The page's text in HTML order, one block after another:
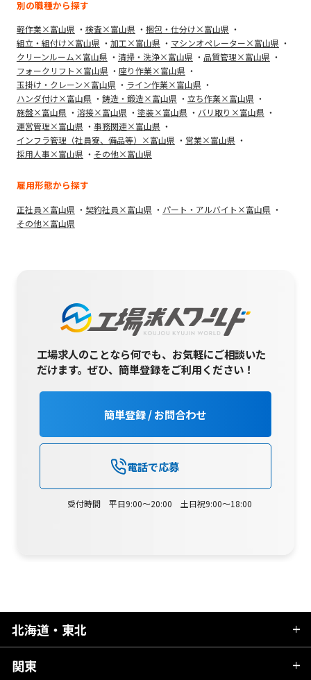
別の職種から探す
軽作業×富山県 検査×富山県
梱包・仕分け×富山県
組立・組付け×富山県
加工×富山県
マシンオペレーター×富山県
クリーンルーム×富山県
清掃・洗浄×富山県
品質管理×富山県
フォークリフト×富山県
座り作業×富山県
玉掛け・クレーン×富山県
ライン作業×富山県
ハンダ付け×富山県
鋳造・鍛造×富山県
立ち作業×富山県
施盤×富山県
溶接×富山県 塗装×富山県
バリ取り×富山県
運営管理×富山県
事務関連×富山県
インフラ管理（社員寮、備品等）×富山県
営業×富山県
採用人事×富山県
その他×富山県
雇用形態から探す
正社員×富山県 契約社員×富山県
パート・アルバイト×富山県
その他×富山県
工場求人のことなら何でも、お気軽にご相談いた
だけます。ぜひ、簡単登録をご利用ください！
簡単登録 / お問合わせ
電話で応募
受付時間 平日9:00～20:00 土日祝9:00～18:00
北海道・東北
北海道
関東